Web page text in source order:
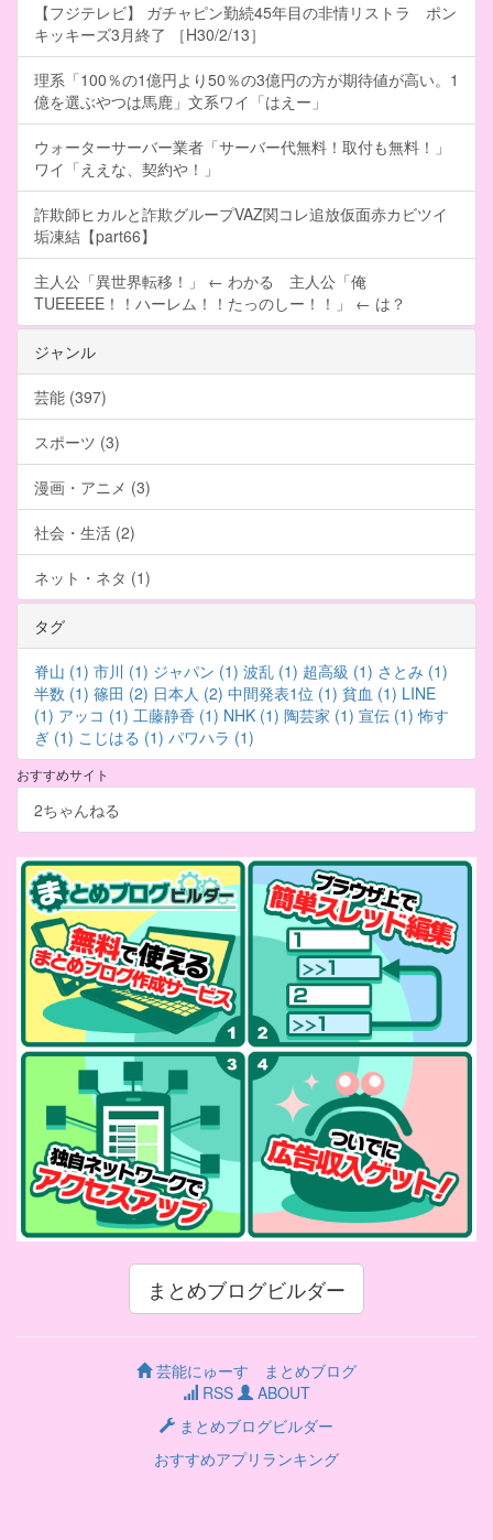
【フジテレビ】 ガチャピン勤続45年目の非情リストラ ポン
キッキーズ3月終了 ［H30/2/13］
理系「100％の1億円より50％の3億円の方が期待値が高い。1
億を選ぶやつは馬鹿」文系ワイ「はえー」
ウォーターサーバー業者「サーバー代無料！取付も無料！」
ワイ「ええな、契約や！」
詐欺師ヒカルと詐欺グループVAZ関コレ追放仮面赤カビツイ
垢凍結【part66】
主人公「異世界転移！」 ← わかる 主人公「俺
TUEEEEE！！ハーレム！！たっのしー！！」 ← は？
ジャンル
芸能 (397)
スポーツ (3)
漫画・アニメ (3)
社会・生活 (2)
ネット・ネタ (1)
タグ
脊山 (1) 市川 (1) ジャパン (1) 波乱 (1) 超高級 (1) さとみ (1)
半数 (1) 篠田 (2) 日本人 (2) 中間発表1位 (1) 貧血 (1) LINE
(1) アッコ (1) 工藤静香 (1) NHK (1) 陶芸家 (1) 宣伝 (1) 怖す
ぎ (1) こじはる (1) パワハラ (1)
おすすめサイト
2ちゃんねる
まとめブログビルダー
芸能にゅーす まとめブログ
RSS
ABOUT
まとめブログビルダー
おすすめアプリランキング